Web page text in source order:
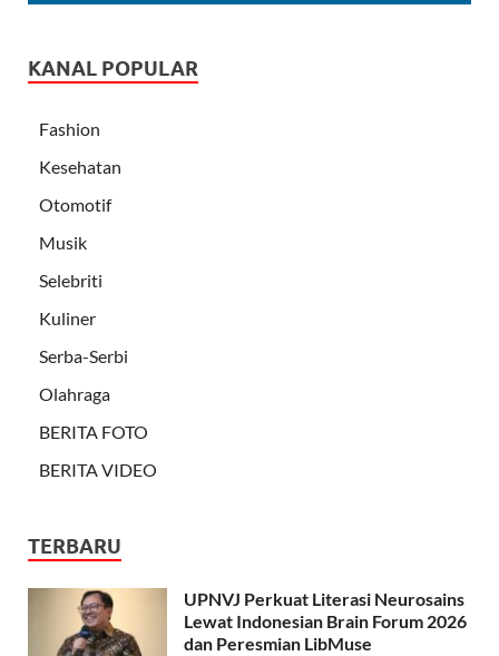
KANAL POPULAR
Fashion
Kesehatan
Otomotif
Musik
Selebriti
Kuliner
Serba-Serbi
Olahraga
BERITA FOTO
BERITA VIDEO
TERBARU
UPNVJ Perkuat Literasi Neurosains
Lewat Indonesian Brain Forum 2026
dan Peresmian LibMuse